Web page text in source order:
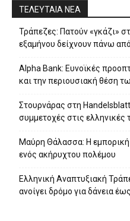
ΤΕΛΕΥΤΑΙΑ ΝΕΑ
Τράπεζες: Πατούν «γκάζι»
εξαμήνου δείχνουν πάνω
Alpha Bank: Ευνοϊκές
και την περιουσιακή θέση
Στουρνάρας στη
συμμετοχές στις ελληνικές
Μαύρη Θάλασσα: Η
ενός ακήρυχτου πολέμου
Ελληνική Αναπτυξιακή
ανοίγει δρόμο για δάνεια